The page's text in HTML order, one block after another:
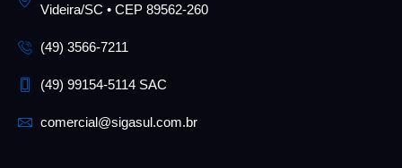
Videira/SC • CEP 89562-260
(49) 3566-7211
(49) 99154-5114 SAC
comercial@sigasul.com.br